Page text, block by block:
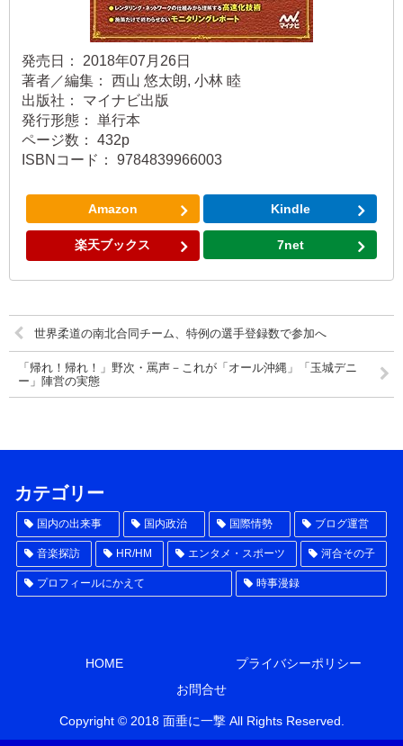
発売日： 2018年07月26日
著者／編集： 西山 悠太朗, 小林 睦
出版社： マイナビ出版
発行形態： 単行本
ページ数： 432p
ISBNコード： 9784839966003
Amazon Kindle
楽天ブックス 7net
世界柔道の南北合同チーム、特例の選手登録数で参加へ
「帰れ！帰れ！」野次・罵声－これが「オール沖縄」「玉城デニ
ー」陣営の実態
カテゴリー
国内の出来事 国内政治 国際情勢 ブログ運営
音楽探訪 HR/HM エンタメ・スポーツ 河合その子
プロフィールにかえて 時事漫録
HOME
プライバシーポリシー
お問合せ
Copyright © 2018 面垂に一撃 All Rights Reserved.